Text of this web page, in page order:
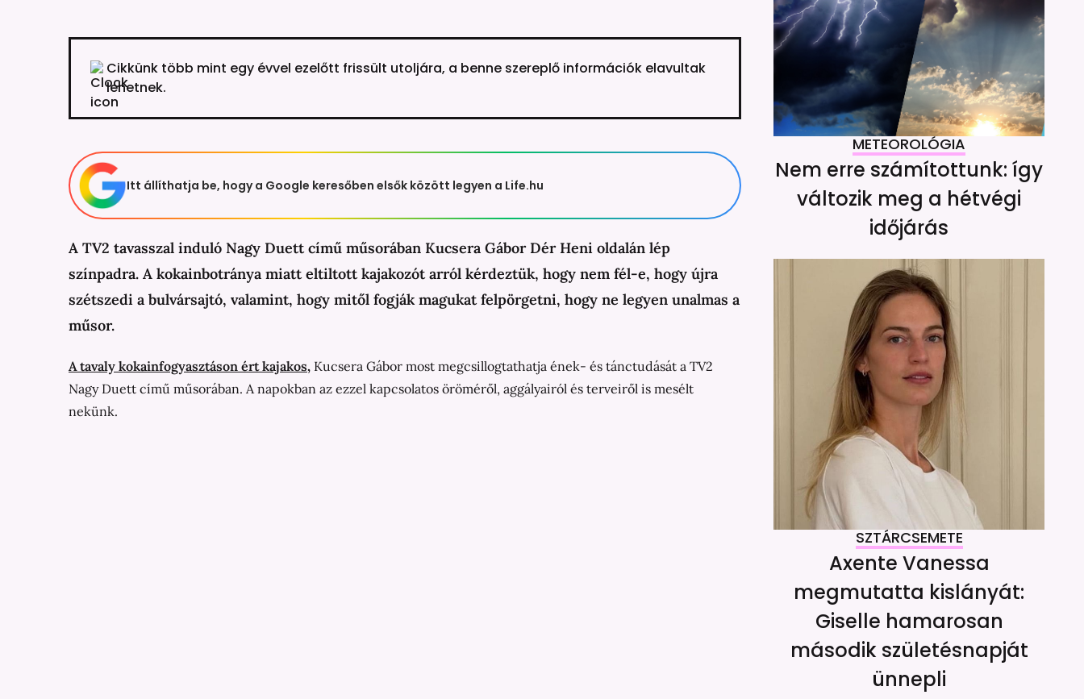
Cikkünk több mint egy évvel ezelőtt frissült utoljára, a benne szereplő információk elavultak
lehetnek.
Itt állíthatja be, hogy a Google keresőben elsők között legyen a Life.hu
A TV2 tavasszal induló Nagy Duett című műsorában Kucsera Gábor Dér Heni oldalán lép
színpadra. A kokainbotránya miatt eltiltott kajakozót arról kérdeztük, hogy nem fél-e, hogy újra
szétszedi a bulvársajtó, valamint, hogy mitől fogják magukat felpörgetni, hogy ne legyen unalmas a
műsor.
A tavaly kokainfogyasztáson ért kajakos, Kucsera Gábor most megcsillogtathatja ének- és tánctudását a TV2
Nagy Duett című műsorában. A napokban az ezzel kapcsolatos öröméről, aggályairól és terveiről is mesélt
nekünk.
METEOROLÓGIA
Nem erre számítottunk: így
változik meg a hétvégi
időjárás
SZTÁRCSEMETE
Axente Vanessa
megmutatta kislányát:
Giselle hamarosan
második születésnapját
ünnepli